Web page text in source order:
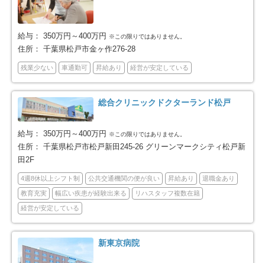
佐倉市 49
旭市 9 習志野市
柏市 122 勝浦市 1
市原市 流山市
八千代市 54
鴨川市 12 鎌ケ谷市
君津市 2 富津市 6
浦安市 46
袖ケ浦市
給与： 350万円～400万円 ※この限りではありません。
住所： 千葉県松戸市金ヶ作276-28
残業少ない 車通勤可 昇給あり 経営が安定している
総合クリニックドクターランド松戸
給与： 350万円～400万円 ※この限りではありません。
住所： 千葉県松戸市松戸新田245-26 グリーンマークシティ松戸新
田2F
4週8休以上シフト制 公共交通機関の便が良い 昇給あり 退職金あり
教育充実 幅広い疾患が経験出来る リハスタッフ複数在籍
経営が安定している
新東京病院